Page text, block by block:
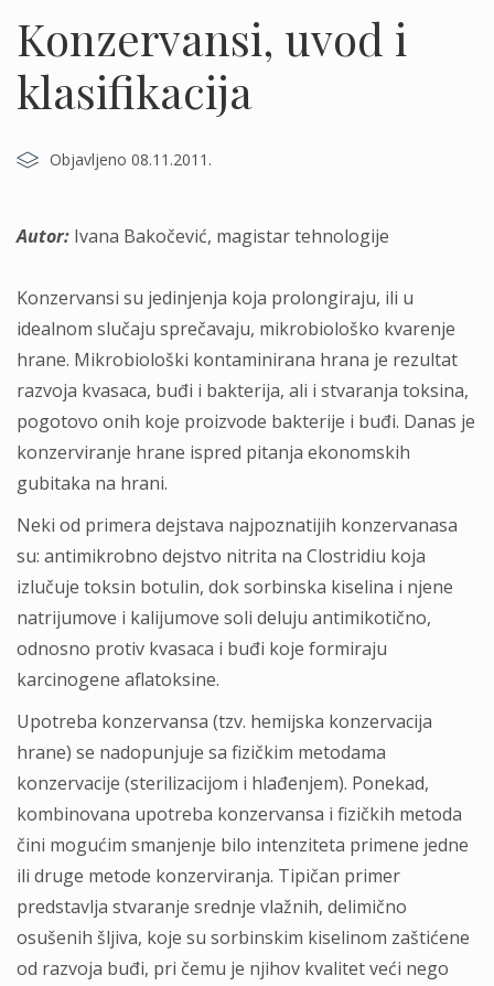
Konzervansi, uvod i
klasifikacija
Objavljeno 08.11.2011.
Autor: Ivana Bakočević, magistar tehnologije
Konzervansi su jedinjenja koja prolongiraju, ili u
idealnom slučaju sprečavaju, mikrobiološko kvarenje
hrane. Mikrobiološki kontaminirana hrana je rezultat
razvoja kvasaca, buđi i bakterija, ali i stvaranja toksina,
pogotovo onih koje proizvode bakterije i buđi. Danas je
konzerviranje hrane ispred pitanja ekonomskih
gubitaka na hrani.
Neki od primera dejstava najpoznatijih konzervanasa
su: antimikrobno dejstvo nitrita na Clostridiu koja
izlučuje toksin botulin, dok sorbinska kiselina i njene
natrijumove i kalijumove soli deluju antimikotično,
odnosno protiv kvasaca i buđi koje formiraju
karcinogene aflatoksine.
Upotreba konzervansa (tzv. hemijska konzervacija
hrane) se nadopunjuje sa fizičkim metodama
konzervacije (sterilizacijom i hlađenjem). Ponekad,
kombinovana upotreba konzervansa i fizičkih metoda
čini mogućim smanjenje bilo intenziteta primene jedne
ili druge metode konzerviranja. Tipičan primer
predstavlja stvaranje srednje vlažnih, delimično
osušenih šljiva, koje su sorbinskim kiselinom zaštićene
od razvoja buđi, pri čemu je njihov kvalitet veći nego